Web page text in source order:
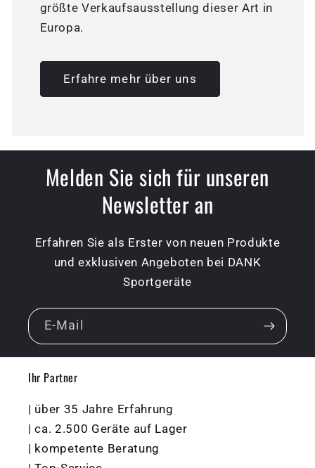
größte Verkaufsausstellung dieser Art in
Europa.
Erfahre mehr über uns
Melden Sie sich für unseren
Newsletter an
Erfahren Sie als Erster von neuen Produkte
und exklusiven Angeboten bei DANK
Sportgeräte
E-Mail
Ihr Partner
| über 35 Jahre Erfahrung
| ca. 2.500 Geräte auf Lager
| kompetente Beratung